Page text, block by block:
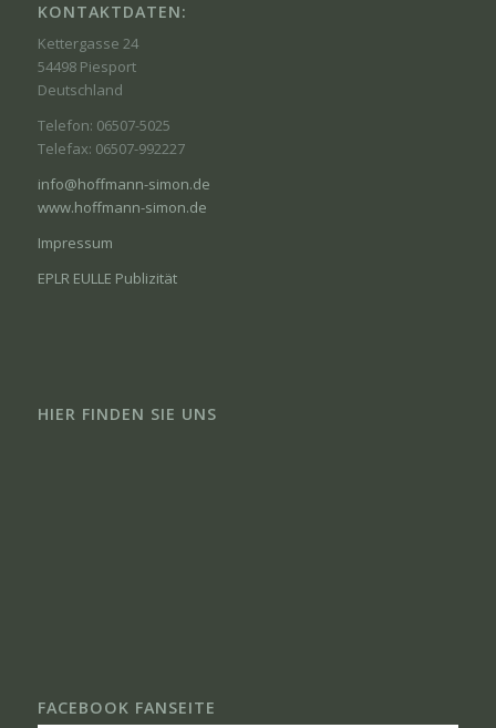
KONTAKTDATEN:
Kettergasse 24
54498 Piesport
Deutschland
Telefon: 06507-5025
Telefax: 06507-992227
info@hoffmann-simon.de
www.hoffmann-simon.de
Impressum
EPLR EULLE Publizität
HIER FINDEN SIE UNS
FACEBOOK FANSEITE